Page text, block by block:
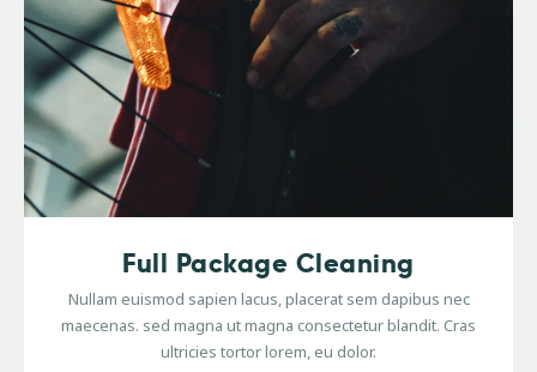
Full Package Cleaning
Nullam euismod sapien lacus, placerat sem dapibus nec
maecenas. sed magna ut magna consectetur blandit. Cras
ultricies tortor lorem, eu dolor.